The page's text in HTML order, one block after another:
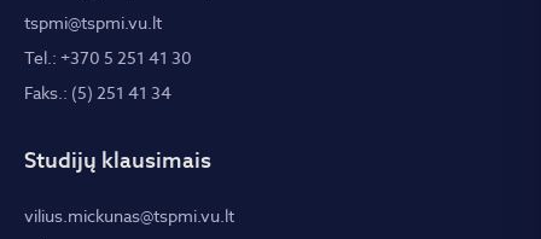
tspmi@tspmi.vu.lt
Tel.: +370 5 251 41 30
Faks.: (5) 251 41 34
Studijų klausimais
vilius.mickunas@tspmi.vu.lt